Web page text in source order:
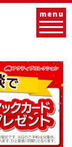
menu